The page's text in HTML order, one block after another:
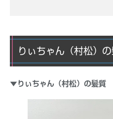
りぃちゃん（村松）
▼りぃちゃん（村松）の髪質